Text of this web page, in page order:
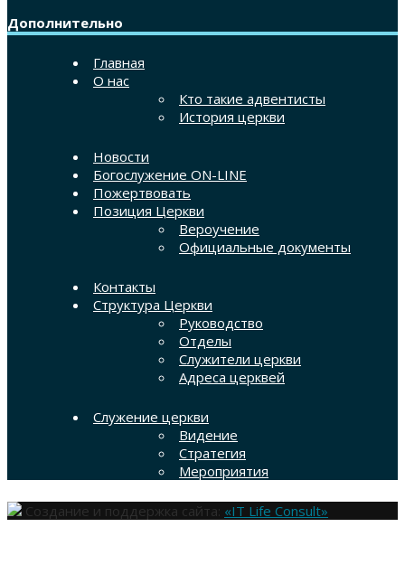
Дополнительно
Главная
О нас
Кто такие адвентисты
История церкви
Новости
Богослужение ON-LINE
Пожертвовать
Позиция Церкви
Вероучение
Официальные документы
Контакты
Структура Церкви
Руководство
Отделы
Служители церкви
Адреса церквей
Служение церкви
Видение
Стратегия
Мероприятия
Создание и поддержка сайта: «IT Life Consult»